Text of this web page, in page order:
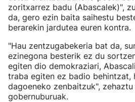
zoritxarrez badu (Abascalek)",
da, gero ezin baita saihestu
berarekin jardutea euren kontra.
"Hau zentzugabekeria bat da,
ezinegona besterik ez du
egiten dio demokraziari,
traba egiten ez badio behintzat,
dagoeneko zenbaitzuk",
gobernuburuak.